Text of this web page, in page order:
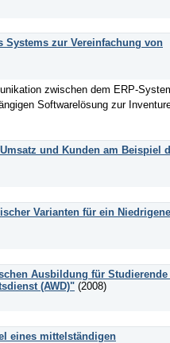
Systems zur Vereinfachung von
zwischen dem ERP-
Softwarelösung zur
und Kunden am Beispiel
Varianten für ein
Ausbildung für Studierende
(AWD)" (2008)
eines mittelständigen